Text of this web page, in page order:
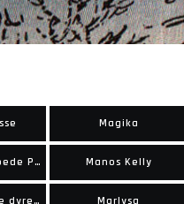
Magika
Manden Som Troede På Californien Manos Kelly
Mark Trail's store dyrebog Marlysa